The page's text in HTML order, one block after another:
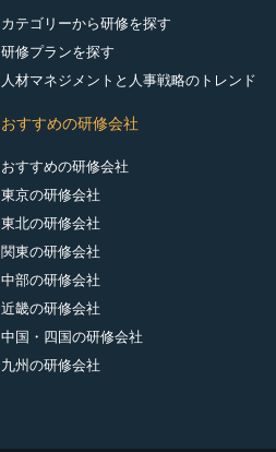
カテゴリーから研修を探す
研修プランを探す
人材マネジメントと人事戦略のトレンド
おすすめの研修会社
おすすめの研修会社
東京の研修会社
東北の研修会社
関東の研修会社
中部の研修会社
近畿の研修会社
中国・四国の研修会社
九州の研修会社